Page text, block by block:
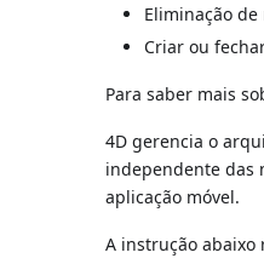
Eliminação
Criar ou
Para saber mais
4D gerencia o
independente das
aplicação móvel.
A instrução